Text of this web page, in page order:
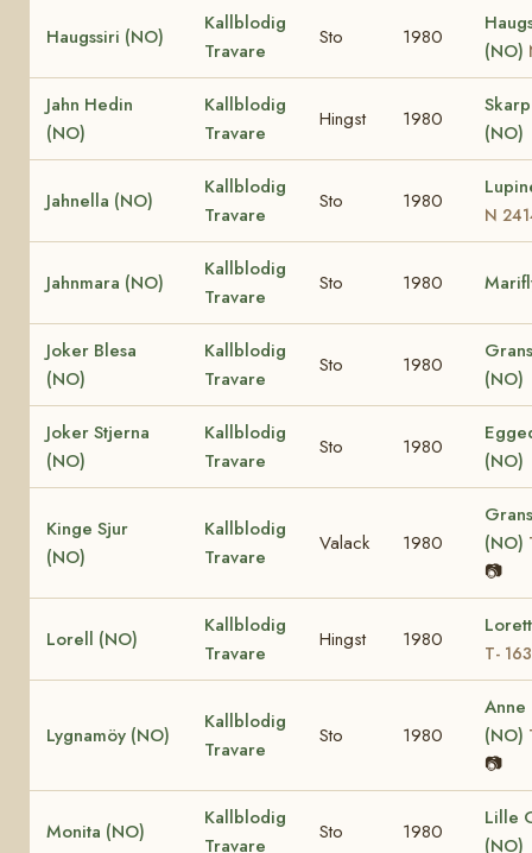
Haugssiri (NO)
Kallblodig
Travare
Sto 1980
(NO)
Jahn Hedin
(NO)
Kallblodig
Travare
Hingst 1980
(NO)
Jahnella (NO)
Kallblodig
Travare
Sto 1980
N
Jahnmara (NO)
Kallblodig
Travare
Sto 1980
Joker Blesa
(NO)
Kallblodig
Travare
Sto 1980
(NO)
Joker Stjerna
(NO)
Kallblodig
Travare
Sto 1980
(NO)
Kinge Sjur
(NO)
Kallblodig
Travare
Valack 1980
(NO)
📷
Lorell (NO)
Kallblodig
Travare
Hingst 1980
T-
Lygnamöy (NO)
Kallblodig
Travare
Sto 1980
Anne
(NO)
📷
Monita (NO)
Kallblodig
Travare
Sto 1980
Lille
(NO)